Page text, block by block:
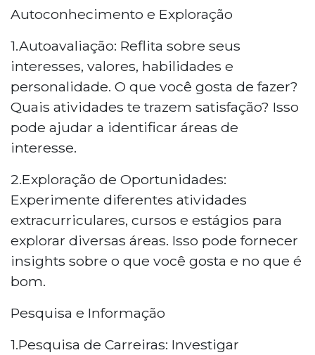
Autoconhecimento e Exploração
1.Autoavaliação: Reflita sobre seus
interesses, valores, habilidades e
personalidade. O que você gosta de fazer?
Quais atividades te trazem satisfação? Isso
pode ajudar a identificar áreas de
interesse.
2.Exploração de Oportunidades:
Experimente diferentes atividades
extracurriculares, cursos e estágios para
explorar diversas áreas. Isso pode fornecer
insights sobre o que você gosta e no que é
bom.
Pesquisa e Informação
1.Pesquisa de Carreiras: Investigar